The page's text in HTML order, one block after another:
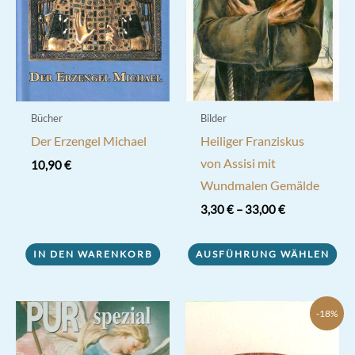
Bücher
Der Erzengel Michael
10,90€
IN DEN WARENKORB
Bilder
Heiliger Franziskus
von Assisi mit
Wundmalen Gemälde
3,30€– 33,00€
AUSFÜHRUNG WÄHLEN
Produkt
mehrere
-18%